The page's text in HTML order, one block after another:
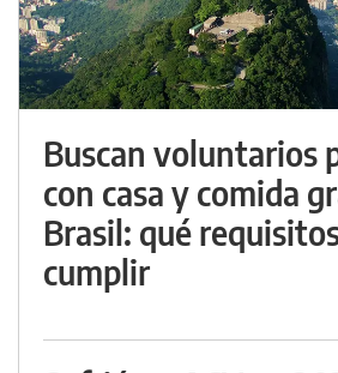
Buscan voluntarios
con casa y comida
Brasil: qué
cumplir